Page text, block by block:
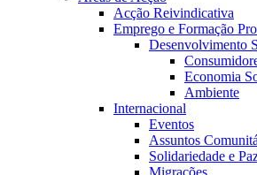
Acção Reivindicativa
Emprego e Formação
Desenvolvimento
Economia
Ambiente
Internacional
Eventos
Assuntos
Solidariedade e
Migrações